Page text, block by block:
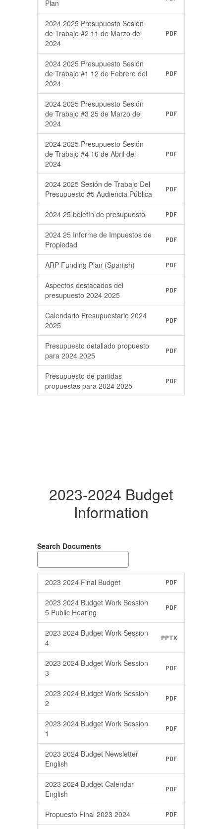
Plan
2024 2025 Presupuesto Sesión
de Trabajo #2 11 de Marzo del
2024
PDF
2024 2025 Presupuesto Sesión
de Trabajo #1 12 de Febrero del
2024
PDF
2024 2025 Presupuesto Sesión
de Trabajo #3 25 de Marzo del
2024
PDF
2024 2025 Presupuesto Sesión
de Trabajo #4 16 de Abril del
2024
PDF
2024 2025 Sesión de Trabajo Del
Presupuesto #5 Audiencia Pública
PDF
2024 25 boletín de presupuesto PDF
2024 25 Informe de Impuestos de
Propiedad
PDF
ARP Funding Plan (Spanish) PDF
Aspectos destacados del
presupuesto 2024 2025
PDF
Calendario Presupuestario 2024
2025
PDF
Presupuesto detallado propuesto
para 2024 2025
PDF
Presupuesto de partidas
propuestas para 2024 2025
PDF
2023-2024 Budget
Information
Search Documents
2023 2024 Final Budget PDF
2023 2024 Budget Work Session
5 Public Hearing
PDF
2023 2024 Budget Work Session
4
PPTX
2023 2024 Budget Work Session
3
PDF
2023 2024 Budget Work Session
2
PDF
2023 2024 Budget Work Session
1
PDF
2023 2024 Budget Newsletter
English
PDF
2023 2024 Budget Calendar
English
PDF
Propuesto Final 2023 2024 PDF